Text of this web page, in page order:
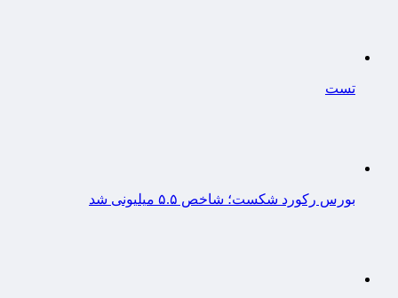
تست
بورس رکورد شکست؛ شاخص ۵.۵ میلیونی شد